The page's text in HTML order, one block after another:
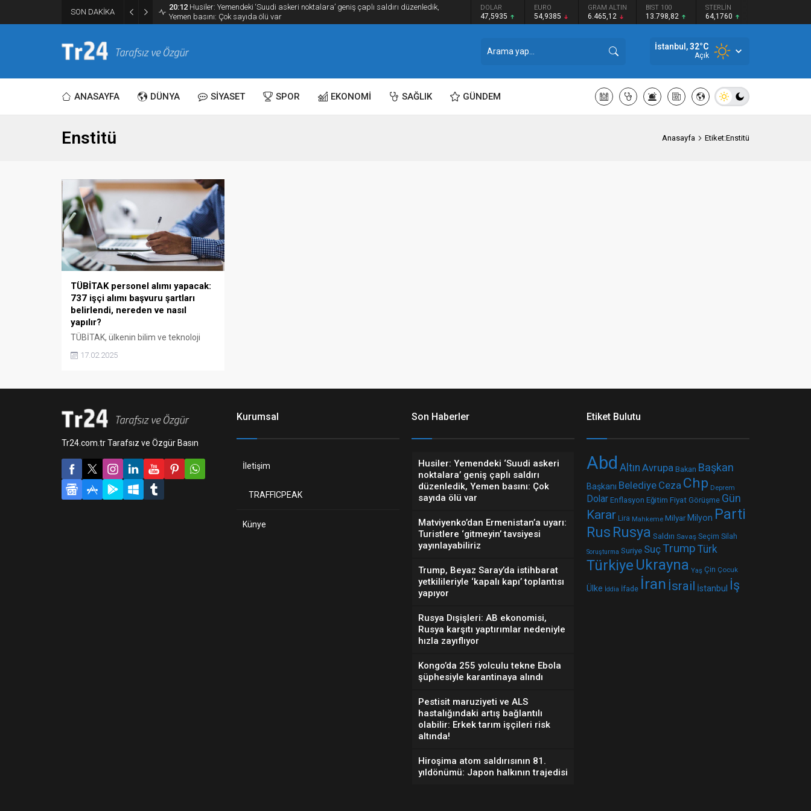
SON DAKİKA
20:12 Husiler: Yemendeki ‘Suudi askeri noktalara’ geniş çaplı saldırı düzenledik,
Yemen basını: Çok sayıda ölü var
DOLAR
47,5935
EURO
54,9385
GRAM ALTIN
6.465,12
BIST 100
13.798,82
STERLİN
64,1760
İstanbul,32°C
Açık
ANASAYFA DÜNYA SİYASET SPOR EKONOMİ SAĞLIK GÜNDEM
Enstitü Anasayfa Etiket:Enstitü
TÜBİTAK personel alımı yapacak:
737 işçi alımı başvuru şartları
belirlendi, nereden ve nasıl
yapılır?
TÜBİTAK, ülkenin bilim ve teknoloji
maksadıyla 737 yeni işçi alımı
istihdam sağlanacak. Müracaatlar 10
Mart'a kadar TÜBİTAK'ın resmi
gerçekleştirilecek.
17.02.2025
Tr24.com.tr Tarafsız ve Özgür Basın
Kurumsal
İletişim
TRAFFICPEAK
Künye
Son Haberler
Husiler: Yemendeki ‘Suudi askeri
noktalara’ geniş çaplı saldırı
düzenledik, Yemen basını: Çok
sayıda ölü var
Matviyenko’dan Ermenistan’a uyarı:
Turistlere ‘gitmeyin’ tavsiyesi
yayınlayabiliriz
Trump, Beyaz Saray’da istihbarat
yetkilileriyle ‘kapalı kapı’ toplantısı
yapıyor
Rusya Dışişleri: AB ekonomisi,
Rusya karşıtı yaptırımlar nedeniyle
hızla zayıflıyor
Kongo’da 255 yolculu tekne Ebola
şüphesiyle karantinaya alındı
Pestisit maruziyeti ve ALS
hastalığındaki artış bağlantılı
olabilir: Erkek tarım işçileri risk
altında!
Hiroşima atom saldırısının 81.
yıldönümü: Japon halkının trajedisi
Etiket Bulutu
Abd Altın Avrupa Bakan Başkan
Başkanı Belediye Ceza Chp Deprem
Dolar Enflasyon Eğitim Fiyat Görüşme Gün
Karar Lira Mahkeme Milyar Milyon Parti
Rus Rusya Saldırı Savaş Seçim Silah
Soruşturma Suriye SuçTrump Türk
Türkiye Ukrayna Yaş Çin Çocuk
Ülke İddia İfade İran İsrail İstanbul İş